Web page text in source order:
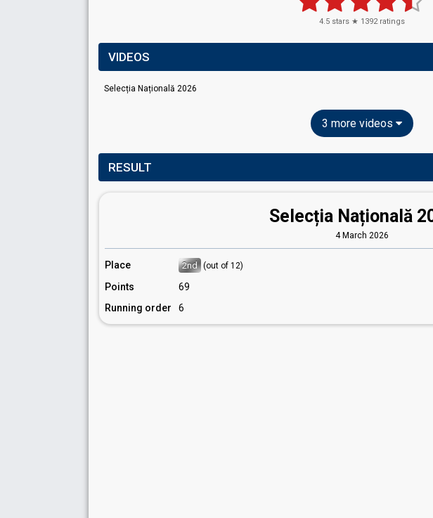
4.5 stars ★ 1392ratings
VIDEOS
Selecția Națională 2026
3 more videos
RESULT
Selecția Națională
4 March 2026
Place 2nd (out of 12)
Points
69
Running order
6